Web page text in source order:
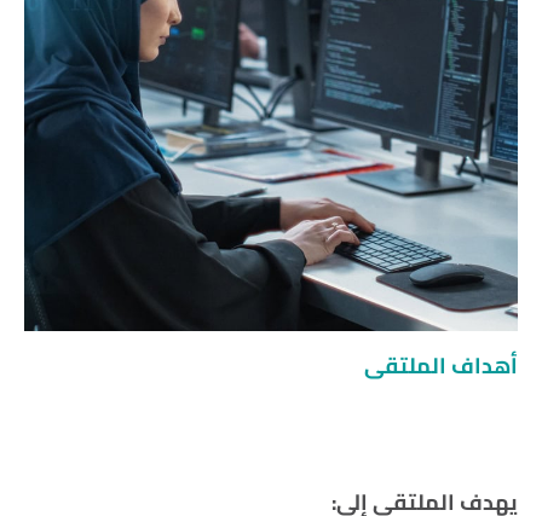
أهداف الملتقى
يهدف الملتقى إلى: